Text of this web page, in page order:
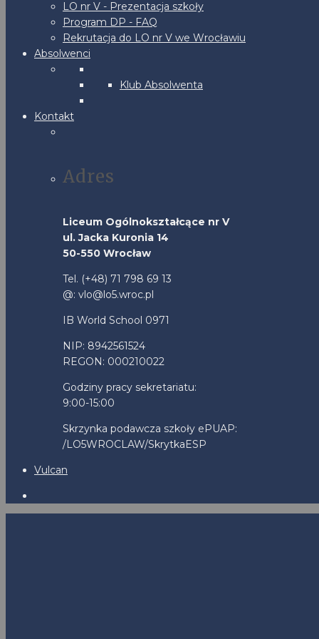
LO nr V - Prezentacja szkoły
Program DP - FAQ
Rekrutacja do LO nr V we Wrocławiu
Absolwenci
Klub Absolwenta
Kontakt
Adres
Liceum Ogólnokształcące nr V
ul. Jacka Kuronia 14
50-550 Wrocław
Tel. (+48) 71 798 69 13
@: vlo@lo5.wroc.pl
IB World School 0971
NIP: 8942561524
REGON: 000210022
Godziny pracy sekretariatu:
9:00-15:00
Skrzynka podawcza szkoły ePUAP:
/LO5WROCLAW/SkrytkaESP
Vulcan